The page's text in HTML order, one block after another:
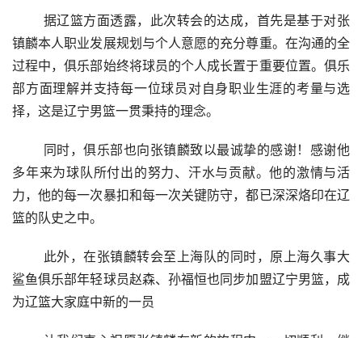
镇麟本人职业发展规划与个人意愿的充分尊重。在沟通的全
过程中，俱乐部始终将球员的个人成长置于重要位置。俱乐
部方面理解并支持每一位球员对自身职业生涯的考量与选
择，这是辽宁男篮一贯秉持的理念。
多年来为球队所付出的努力、汗水与贡献。他的激情与活
力，他的每一次暴扣和每一次关键防守，都已深深烙印在辽
篮的队史之中。
鲨鱼俱乐部年轻球员赵森、孙福恒也同步加盟辽宁男篮，成
为辽篮大家庭中新的一员